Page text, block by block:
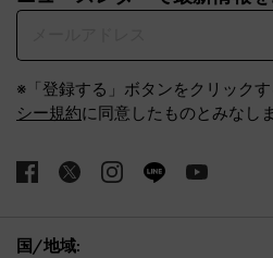
※「登録する」ボタンをクリックす
シー規約に同意したものとみなしま
国/地域: